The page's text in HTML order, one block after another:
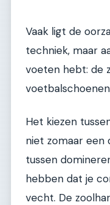
Vaak ligt de
techniek, maar
voeten hebt: de
Het kiezen
niet zomaar een
tussen
hebben dat je
vecht. De